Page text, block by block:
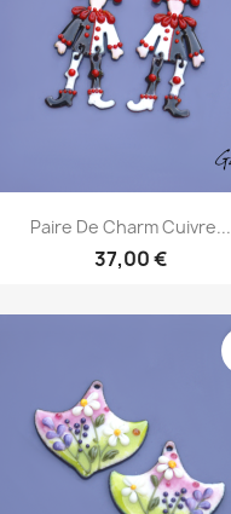
 Aperçu rapide
Paire De Charm Cuivre...
37,00 €